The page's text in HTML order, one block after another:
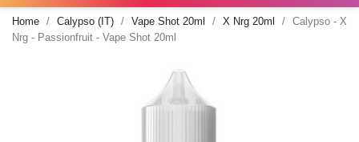
Home Calypso (IT) Vape Shot 20ml X Nrg 20ml
Calypso - X
Nrg - Passionfruit - Vape Shot 20ml